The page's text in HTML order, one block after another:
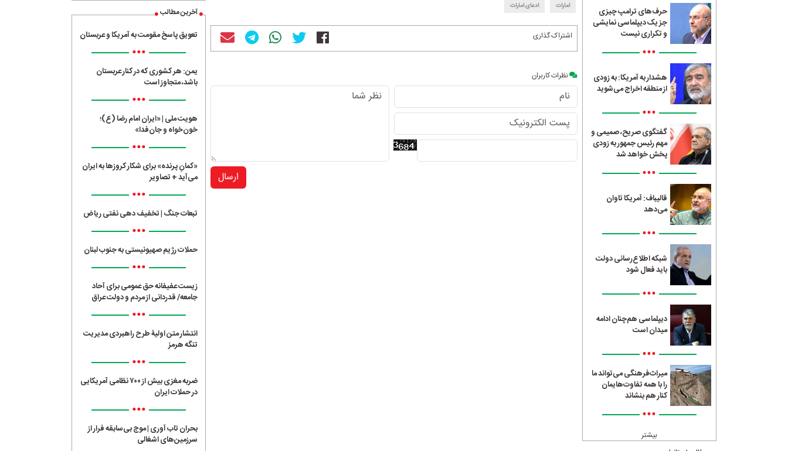
حرف‌های ترامپ چیزی
جز یک دیپلماسی نمایشی
و تکراری نیست
•••
هشدار به آمریکا: به زودی
از منطقه اخراج می‌شوید
•••
گفتگوی صریح، صمیمی و
مهم رئیس جمهور به زودی
پخش خواهد شد
•••
قالیباف: آمریکا تاوان
می‌دهد
•••
شبکه اطلاع‌رسانی دولت
باید فعال شود
•••
دیپلماسی هم‌چنان ادامه
میدان است
•••
میراث‌فرهنگی می‌تواند ما
را با همه تفاوت‌هایمان
کنار هم بنشاند
•••
بیشتر
امارات ادعای امارات
اشتراک گذاری
نظرات کاربران
ارسال
آخرین مطالب
تعویق پاسخ مقومت به آمریکا و عربستان
•••
یمن: هر کشوری که در کنار عربستان
باشد، متجاوز است
•••
هویت ملی | «ایران امام رضا (ع)؛
خون‌خواه و جان‌فدا»
•••
«کمانِ پرنده» برای شکار کروزها به ایران
می‌آید + تصاویر
•••
تبعات جنگ | تخفیف دهی نفتی ریاض
•••
حملات رژیم صهیونیستی به جنوب لبنان
•••
زیست عفیفانه حق عمومی برای آحاد
جامعه/ قدردانی از مردم و دولت عراق
•••
انتشار متن اولیۀ طرح راهبردی مدیریت
تنگه هرمز
•••
ضربه مغزی بیش از ۷۰۰ نظامی آمریکایی
در حملات ایران
•••
بحران تاب آوری | موج بی‌سابقه فرار از
سرزمین‌های اشغالی